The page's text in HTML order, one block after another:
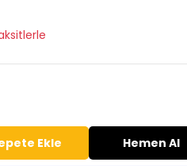
Ekle Hemen Al